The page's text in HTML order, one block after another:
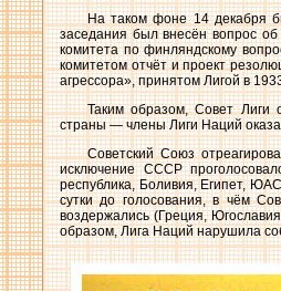
На таком фоне 14 декабря
заседания был внесён вопрос
комитета по финляндскому
комитетом отчёт и проект
агрессора», принятом Лигой в
Таким образом, Совет Лиги
страны — члены Лиги Наций
Советский Союз
исключение СССР
республика, Боливия, Египет,
сутки до голосования, в чём
воздержались (Греция,
образом, Лига Наций нарушила